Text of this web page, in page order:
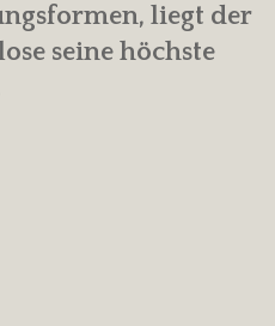
liegt der
seine höchste